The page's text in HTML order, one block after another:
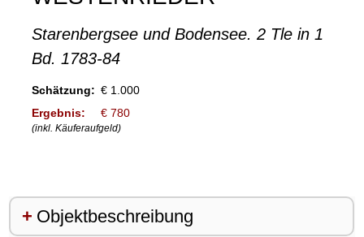
Starenbergsee und Bodensee. 2 Tle in 1
Bd. 1783-84
Schätzung: € 1.000
Ergebnis:
€ 780
(inkl. Käuferaufgeld)
Objektbeschreibung